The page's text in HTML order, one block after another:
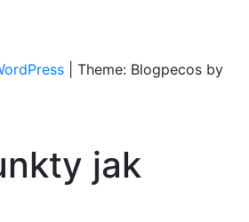
Theme: Blogpecos by
jak